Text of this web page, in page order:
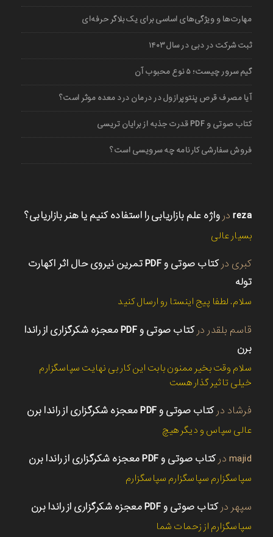
مهارت‌ها و ویژگی‌های اساسی برای یک بلاگر حرفه‌ای
ثبت شرکت در دبی در سال ۱۴۰۳
گیم سرور چیست؛ ۵ نوع محبوب آن
آیا مصرف قرص پنتوپرازول در درمان درد معده موثر است؟
کتاب صوتی و PDF قدرت جذبه از برایان تریسی
فروش سفارشی کارنامه چه سرویسی است؟
reza در واژه علم بازاریابی را استفاده کنیم یا هنر بازاریابی؟
بسیار عالی
کبری در
کتاب صوتی و PDF تمرین نیروی حال اثر اکهارت
توله
سلام. لطفا پیج اینستا رو ارسال کنید
قاسم بلقدر در
کتاب صوتی و PDF معجزه شکرگزاری از راندا
برن
سلام وقت بخیر ممنون بابت این کار بی نهایت سپاسگزارم
خیلی تاثیر گذار هست
فرشاد درکتاب صوتی و PDF معجزه شکرگزاری از راندا برن
عالی سپاس و دیگر هیچ
majid درکتاب صوتی و PDF معجزه شکرگزاری از راندا برن
سپاسگزارم سپاسگزارم سپاسگزارم
سپهر درکتاب صوتی و PDF معجزه شکرگزاری از راندا برن
سپاسگزارم از زحمات شما